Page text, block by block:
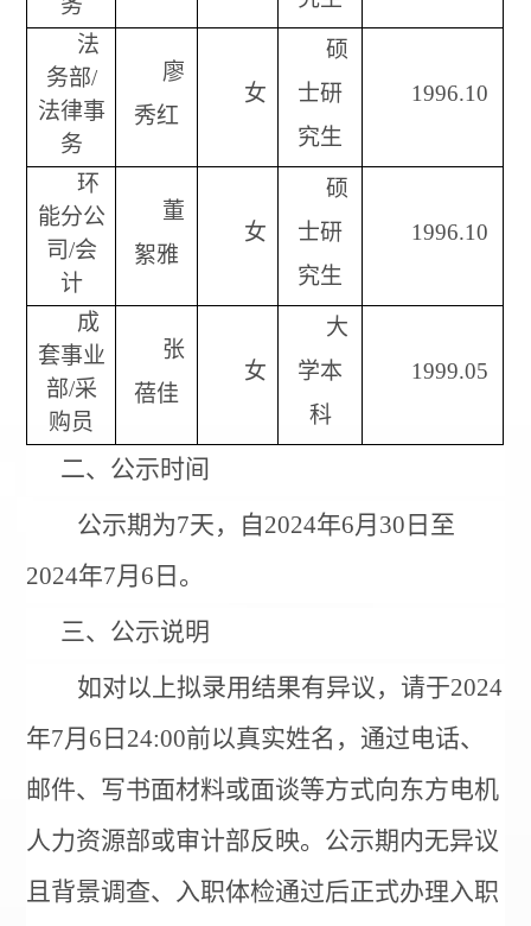
务
法
务部/
法律事
务
廖
秀红
女
硕
士研
究生
1996.10
环
能分公
司 /会
计
董
絮雅
女
硕
士研
究生
1996.10
成
套事业
部/采
购员
张
蓓佳
女
大
学本
科
1999.05
二、公示时间
公示期为7天，自2024年6月 30 日至
2024年7月 6 日。
三、公示说明
如对以上拟录用结果有异议，请于2024
年7月 6 日 24:00前以真实姓名，通过电话、
邮件、写书面材料或面谈等方式向东方电机
人力资源部或审计部反映。公示期内无异议
且背景调查、入职体检通过后正式办理入职